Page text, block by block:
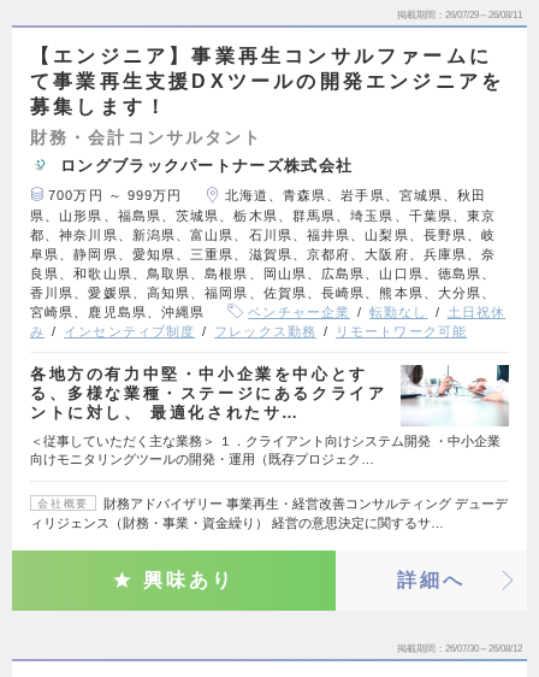
掲載期間 26/07/29～26/08/11
【エンジニア】事業再生コンサルファームに
て事業再生支援DXツールの開発エンジニアを
募集します！
財務・会計コンサルタント
ロングブラックパートナーズ株式会社
700万円 ～ 999万円
北海道、青森県、岩手県、宮城県、秋田
県、山形県、福島県、茨城県、栃木県、群馬県、埼玉県、千葉県、東京
都、神奈川県、新潟県、富山県、石川県、福井県、山梨県、長野県、岐
阜県、静岡県、愛知県、三重県、滋賀県、京都府、大阪府、兵庫県、奈
良県、和歌山県、鳥取県、島根県、岡山県、広島県、山口県、徳島県、
香川県、愛媛県、高知県、福岡県、佐賀県、長崎県、熊本県、大分県、
宮崎県、鹿児島県、沖縄県
ベンチャー企業 転勤なし
土日祝休
み
インセンティブ制度 フレックス勤務 リモートワーク可能
各地方の有力中堅・中小企業を中心とす
る、多様な業種・ステージにあるクライア
ントに対し、 最適化されたサ…
＜従事していただく主な業務＞ １．クライアント向けシステム開発 ・中小企業
向けモニタリングツールの開発・運用（既存プロジェク…
会社概要
財務アドバイザリー 事業再生・経営改善コンサルティング デューデ
ィリジェンス（財務・事業・資金繰り） 経営の意思決定に関するサ…
興味あり 詳細へ
掲載期間 26/07/30～26/08/12